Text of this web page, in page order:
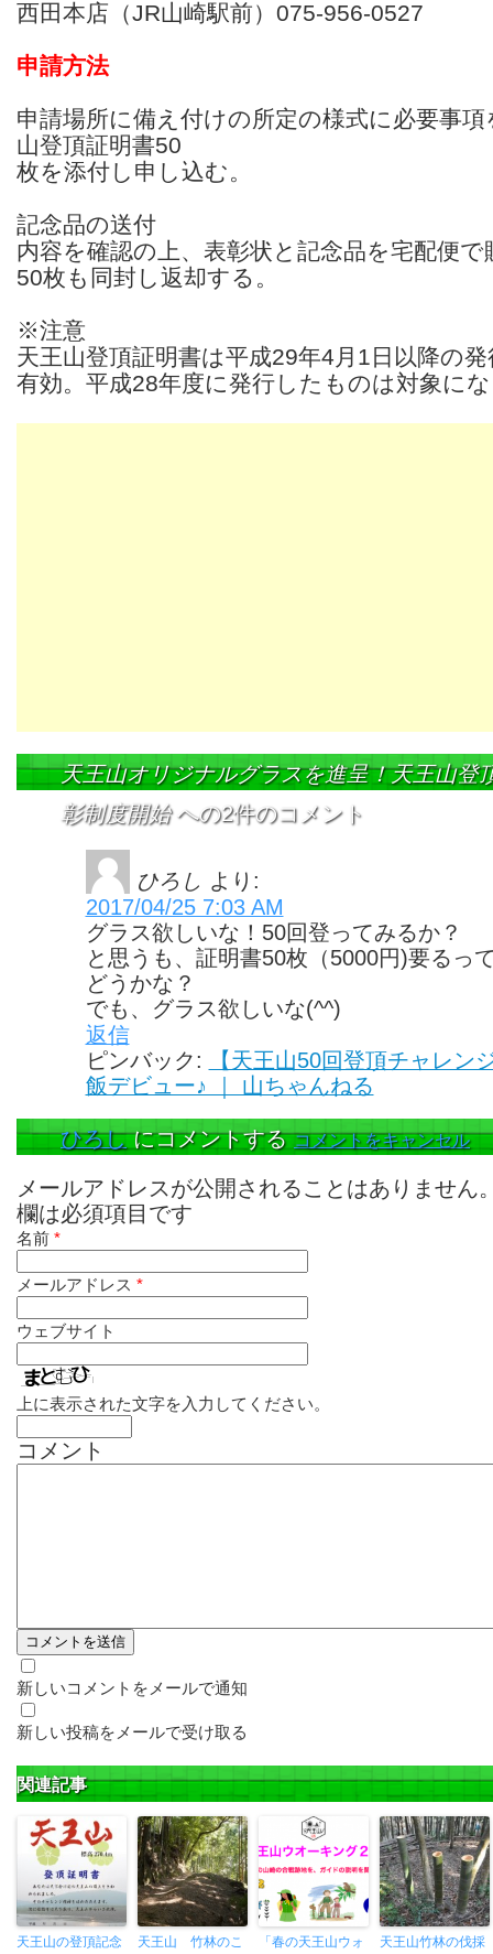
西田本店（JR山崎駅前）075-956-0527
申請方法
申請場所に備え付けの所定の様式に必要事
山登頂証明書50
枚を添付し申し込む。
記念品の送付
内容を確認の上、表彰状と記念品を宅配便で
50枚も同封し返却する。
※注意
天王山登頂証明書は平成29年4月1日以降の
有効。平成28年度に発行したものは対象に
天王山オリジナルグラスを進呈！天王山登
彰制度開始への2件のコメント
ひろし より:
2017/04/25 7:03 AM
グラス欲しいな！50回登ってみるか？
と思うも、証明書50枚（5000円)要るっ
どうかな？
でも、グラス欲しいな(^^)
返信
ピンバック:
【天王山50回登頂チャレン
飯デビュー♪ ｜ 山ちゃんねる
ひろしにコメントするコメントをキャンセル
メールアドレスが公開されることはありません
欄は必須項目です
名前 *
メールアドレス *
ウェブサイト
上に表示された文字を入力してください。
コメント
新しいコメントをメールで通知
新しい投稿をメールで受け取る
関連記事
天王山の登頂記念
天王山 竹林のこ
「春の天王山ウォ
天王山竹林の伐採